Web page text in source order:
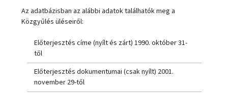
Az adatbázisban az alábbi adatok találhatók meg a
Közgyűlés üléseiről:
Előterjesztés címe (nyílt és zárt) 1990. október 31-
től
Előterjesztés dokumentumai (csak nyílt) 2001.
november 29-től